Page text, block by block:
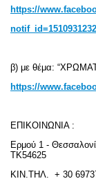
https://www.
β) με θέμα:
https://
ΕΠΙΚΟΙΝΩΝΙΑ :
Ερμού 1 -
ΤΚ54625
ΚΙΝ.ΤΗΛ. + 30